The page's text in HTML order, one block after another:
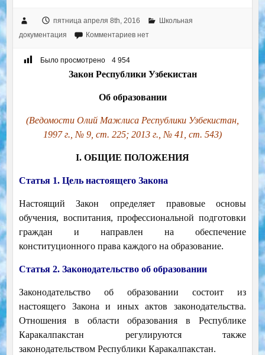
пятница апреля 8th, 2016
Школьная
документация
Комментариев нет
Было просмотрено 4 954
Закон Республики Узбекистан
Об образовании
(Ведомости Олий Мажлиса Республики Узбекистан,
1997 г., № 9, ст. 225; 2013 г., № 41, ст. 543)
I. ОБЩИЕ ПОЛОЖЕНИЯ
Статья 1. Цель настоящего Закона
Настоящий Закон определяет правовые основы
обучения, воспитания, профессиональной подготовки
граждан и направлен на обеспечение
конституционного права каждого на образование.
Статья 2. Законодательство об образовании
Законодательство об образовании состоит из
настоящего Закона и иных актов законодательства.
Отношения в области образования в Республике
Каракалпакстан регулируются также
законодательством Республики Каракалпакстан.